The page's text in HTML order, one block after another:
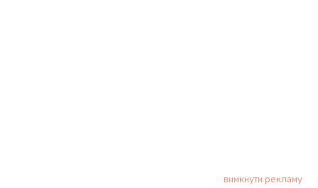
вимкнути рекламу